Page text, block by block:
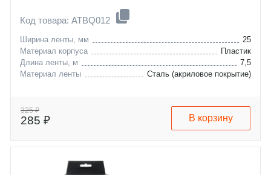
Код товара: ATBQ012
Ширина ленты, мм
25
Материал корпуса
Пластик
Длина ленты, м
7,5
Материал ленты
Сталь (акриловое покрытие)
325 ₽
285 ₽ В корзину